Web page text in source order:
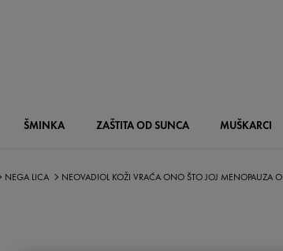
ŠMINKA ZAŠTITA OD SUNCA MUŠKARCI
NEGA LICA NEOVADIOL KOŽI VRAĆA ONO ŠTO JOJ MENOPAUZA